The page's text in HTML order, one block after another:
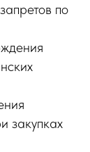
по
закупках